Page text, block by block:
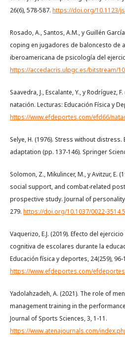
26(6), 578-587. https://doi.org/10.1123/
Rosado, A., Santos, A.M., y Guillén
coping en jugadores de baloncesto de
iberoamericana de psicología del
https://accedacris.ulpgc.es/bitstream/
Saavedra, J., Escalante, Y., y Rodríguez,
natación. Lecturas: Educación Física y
https://www.efdeportes.com/efd66/
Selye, H. (1976). Stress without
adaptation (pp. 137-146). Springer
Solomon, Z., Mikulincer, M., y Avitzur, E.
social support, and combat-related
prospective study. Journal of
279. https://doi.org/10.1037/0022-
Vaquerizo, E.J. (2019). Efecto del
cognitiva de escolares durante la
Educación física y deportes, 24(259), 96-
https://www.efdeportes.com/
Yadolahzadeh, A. (2021). The role of
management training in the
Journal of Sports Sciences, 3, 1-11.
https://www.atenajournals.com/